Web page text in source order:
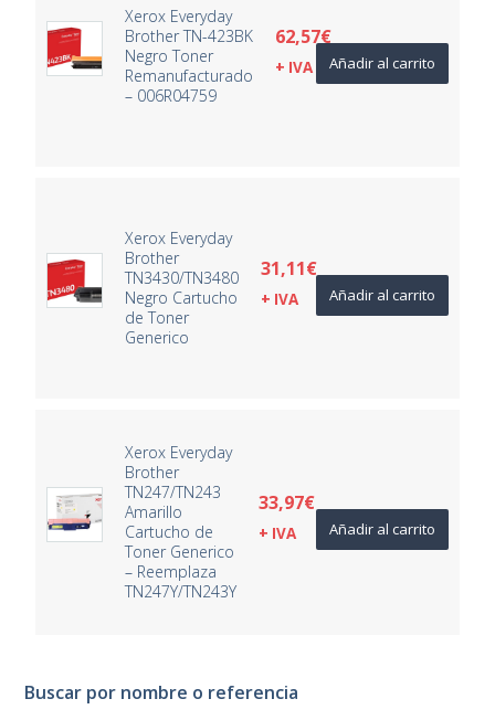
Xerox Everyday
Brother TN-423BK
Negro Toner
Remanufacturado
– 006R04759
62,57€
+ IVA Añadir al carrito
Xerox Everyday
Brother
TN3430/TN3480
Negro Cartucho
de Toner
Generico
31,11€
+ IVA Añadir al carrito
Xerox Everyday
Brother
TN247/TN243
Amarillo
Cartucho de
Toner Generico
– Reemplaza
TN247Y/TN243Y
33,97€
+ IVA Añadir al carrito
Buscar por nombre o referencia